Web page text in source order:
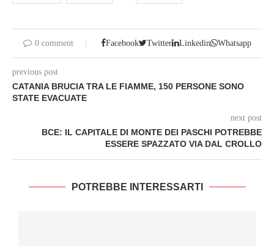
0 comment Facebook Twitter Linkedin Whatsapp
previous post
CATANIA BRUCIA TRA LE FIAMME, 150 PERSONE SONO
STATE EVACUATE
next post
BCE: IL CAPITALE DI MONTE DEI PASCHI POTREBBE
ESSERE SPAZZATO VIA DAL CROLLO
POTREBBE INTERESSARTI